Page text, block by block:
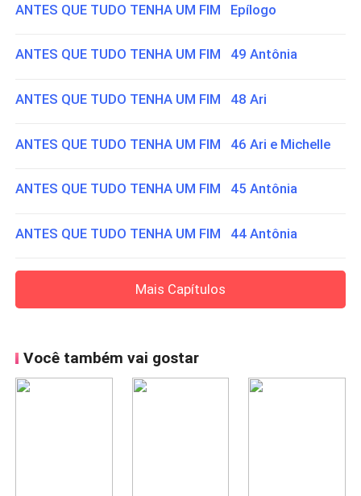
ANTES QUE TUDO TENHA UM FIM Epílogo
ANTES QUE TUDO TENHA UM FIM 49 Antônia
ANTES QUE TUDO TENHA UM FIM 48 Ari
ANTES QUE TUDO TENHA UM FIM 46 Ari e Michelle
ANTES QUE TUDO TENHA UM FIM 45 Antônia
ANTES QUE TUDO TENHA UM FIM 44 Antônia
Mais Capítulos
Você também vai gostar